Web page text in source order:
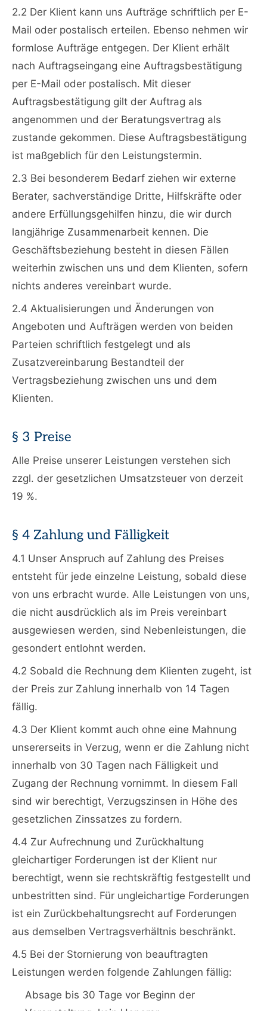
2.2 Der Klient kann uns Aufträge schriftlich per E-
Mail oder postalisch erteilen. Ebenso nehmen wir
formlose Aufträge entgegen. Der Klient erhält
nach Auftragseingang eine Auftragsbestätigung
per E-Mail oder postalisch. Mit dieser
Auftragsbestätigung gilt der Auftrag als
angenommen und der Beratungsvertrag als
zustande gekommen. Diese Auftragsbestätigung
ist maßgeblich für den Leistungstermin.
2.3 Bei besonderem Bedarf ziehen wir externe
Berater, sachverständige Dritte, Hilfskräfte oder
andere Erfüllungsgehilfen hinzu, die wir durch
langjährige Zusammenarbeit kennen. Die
Geschäftsbeziehung besteht in diesen Fällen
weiterhin zwischen uns und dem Klienten, sofern
nichts anderes vereinbart wurde.
2.4 Aktualisierungen und Änderungen von
Angeboten und Aufträgen werden von beiden
Parteien schriftlich festgelegt und als
Zusatzvereinbarung Bestandteil der
Vertragsbeziehung zwischen uns und dem
Klienten.
§ 3 Preise
Alle Preise unserer Leistungen verstehen sich
zzgl. der gesetzlichen Umsatzsteuer von derzeit
19 %.
§ 4 Zahlung und Fälligkeit
4.1 Unser Anspruch auf Zahlung des Preises
entsteht für jede einzelne Leistung, sobald diese
von uns erbracht wurde. Alle Leistungen von uns,
die nicht ausdrücklich als im Preis vereinbart
ausgewiesen werden, sind Nebenleistungen, die
gesondert entlohnt werden.
4.2 Sobald die Rechnung dem Klienten zugeht, ist
der Preis zur Zahlung innerhalb von 14 Tagen
fällig.
4.3 Der Klient kommt auch ohne eine Mahnung
unsererseits in Verzug, wenn er die Zahlung nicht
innerhalb von 30 Tagen nach Fälligkeit und
Zugang der Rechnung vornimmt. In diesem Fall
sind wir berechtigt, Verzugszinsen in Höhe des
gesetzlichen Zinssatzes zu fordern.
4.4 Zur Aufrechnung und Zurückhaltung
gleichartiger Forderungen ist der Klient nur
berechtigt, wenn sie rechtskräftig festgestellt und
unbestritten sind. Für ungleichartige Forderungen
ist ein Zurückbehaltungsrecht auf Forderungen
aus demselben Vertragsverhältnis beschränkt.
4.5 Bei der Stornierung von beauftragten
Leistungen werden folgende Zahlungen fällig:
Absage bis 30 Tage vor Beginn der